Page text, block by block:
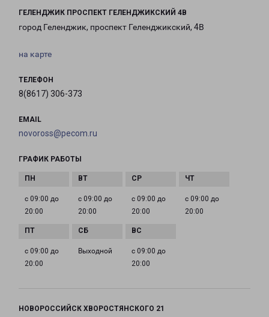
ГЕЛЕНДЖИК ПРОСПЕКТ ГЕЛЕНДЖИКСКИЙ 4В
город Геленджик, проспект Геленджикский, 4В
на карте
ТЕЛЕФОН
8(8617) 306-373
EMAIL
novoross@pecom.ru
ГРАФИК РАБОТЫ
с 09:00 до
20:00
с 09:00 до
20:00
с 09:00 до
20:00
с 09:00 до
20:00
с 09:00 до
20:00
Выходной
с 09:00 до
20:00
НОВОРОССИЙСК ХВОРОСТЯНСКОГО 21